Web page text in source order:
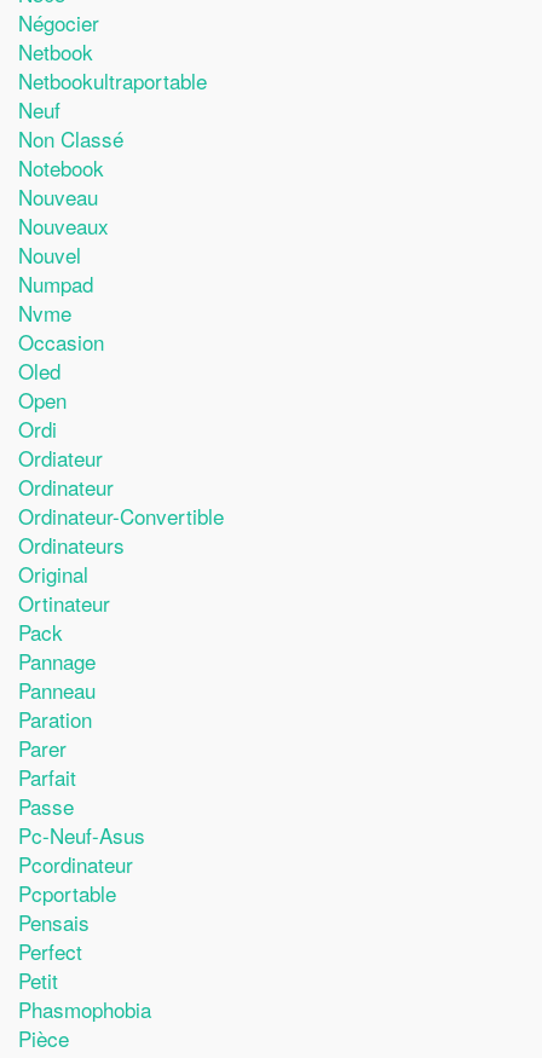
Négocier
Netbook
Netbookultraportable
Neuf
Non Classé
Notebook
Nouveau
Nouveaux
Nouvel
Numpad
Nvme
Occasion
Oled
Open
Ordi
Ordiateur
Ordinateur
Ordinateur-Convertible
Ordinateurs
Original
Ortinateur
Pack
Pannage
Panneau
Paration
Parer
Parfait
Passe
Pc-Neuf-Asus
Pcordinateur
Pcportable
Pensais
Perfect
Petit
Phasmophobia
Pièce